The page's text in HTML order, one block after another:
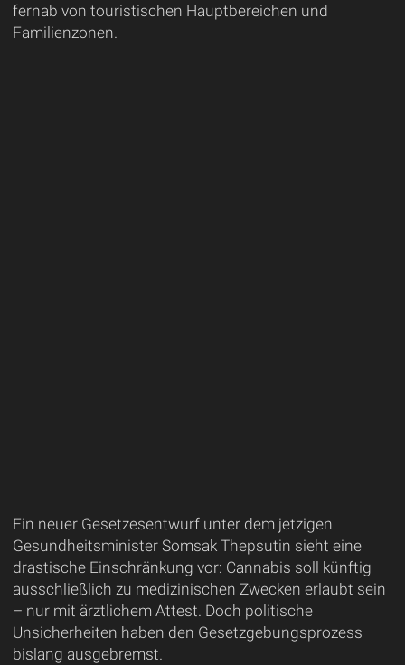
fernab von touristischen Hauptbereichen und
Familienzonen.
Ein neuer Gesetzesentwurf unter dem jetzigen
Gesundheitsminister Somsak Thepsutin sieht eine
drastische Einschränkung vor: Cannabis soll künftig
ausschließlich zu medizinischen Zwecken erlaubt sein
– nur mit ärztlichem Attest. Doch politische
Unsicherheiten haben den Gesetzgebungsprozess
bislang ausgebremst.